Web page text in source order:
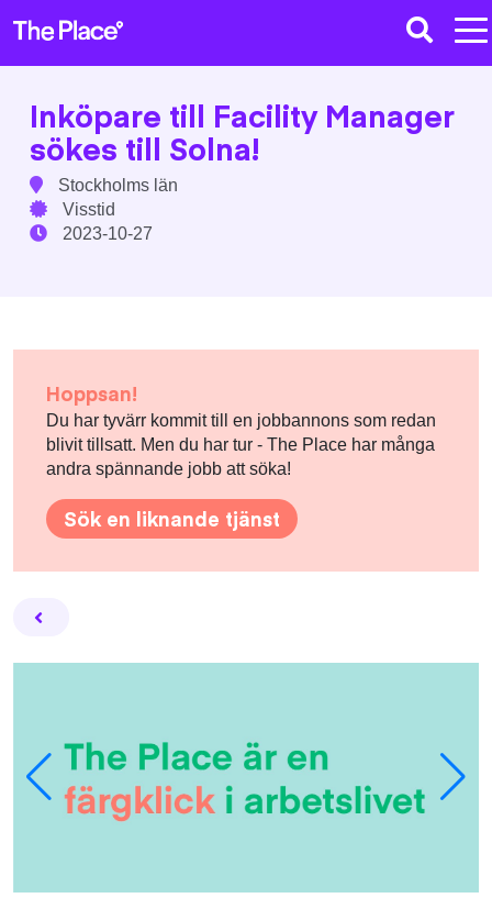
Inköpare till Facility Manager
sökes till Solna!
Stockholms län
Visstid
2023-10-27
Hoppsan!
Du har tyvärr kommit till en jobbannons som redan
blivit tillsatt. Men du har tur - The Place har många
andra spännande jobb att söka!
Sök en liknande tjänst